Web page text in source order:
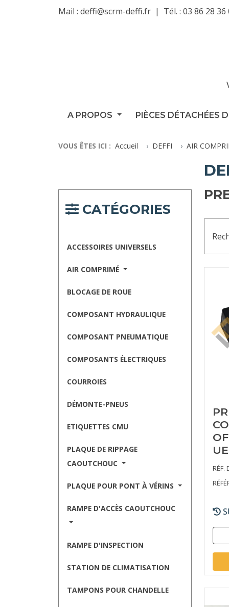
Mail : deffi@scrm-deffi.fr Tél. : 03 86 28 36
A PROPOS PIÈCES DÉTACHÉES
VOUS ÊTES ICI : Accueil DEFFI AIR
CATÉGORIES
ACCESSOIRES UNIVERSELS
AIR COMPRIMÉ
BLOCAGE DE ROUE
COMPOSANT HYDRAULIQUE
COMPOSANT PNEUMATIQUE
COMPOSANTS ÉLECTRIQUES
COURROIES
DÉMONTE-PNEUS
ETIQUETTES CMU
PLAQUE DE RIPPAGE
CAOUTCHOUC
PLAQUE POUR PONT À VÉRINS
RAMPE D'ACCÈS CAOUTCHOUC
RAMPE D'INSPECTION
STATION DE CLIMATISATION
TAMPONS POUR CHANDELLE
RÉF.